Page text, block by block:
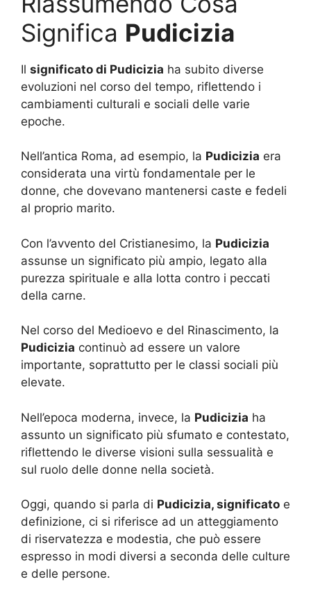
Significa Pudicizia
Il significato di Pudicizia ha subito diverse
evoluzioni nel corso del tempo, riflettendo i
cambiamenti culturali e sociali delle varie
epoche.
Nell’antica Roma, ad esempio, la Pudicizia era
considerata una virtù fondamentale per le
donne, che dovevano mantenersi caste e fedeli
al proprio marito.
Con l’avvento del Cristianesimo, la Pudicizia
assunse un significato più ampio, legato alla
purezza spirituale e alla lotta contro i peccati
della carne.
Nel corso del Medioevo e del Rinascimento, la
Pudicizia continuò ad essere un valore
importante, soprattutto per le classi sociali più
elevate.
Nell’epoca moderna, invece, la Pudicizia ha
assunto un significato più sfumato e contestato,
riflettendo le diverse visioni sulla sessualità e
sul ruolo delle donne nella società.
Oggi, quando si parla di Pudicizia, significato e
definizione, ci si riferisce ad un atteggiamento
di riservatezza e modestia, che può essere
espresso in modi diversi a seconda delle culture
e delle persone.